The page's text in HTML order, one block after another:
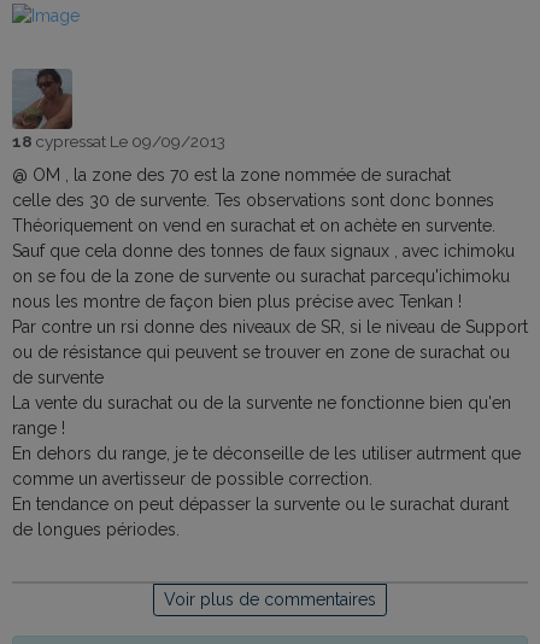
18 cypressat Le 09/09/2013
@ OM , la zone des 70 est la zone nommée de surachat
celle des 30 de survente. Tes observations sont donc bonnes
Théoriquement on vend en surachat et on achète en survente.
Sauf que cela donne des tonnes de faux signaux , avec ichimoku
on se fou de la zone de survente ou surachat parcequ'ichimoku
nous les montre de façon bien plus précise avec Tenkan !
Par contre un rsi donne des niveaux de SR, si le niveau de Support
ou de résistance qui peuvent se trouver en zone de surachat ou
de survente
La vente du surachat ou de la survente ne fonctionne bien qu'en
range !
En dehors du range, je te déconseille de les utiliser autrment que
comme un avertisseur de possible correction.
En tendance on peut dépasser la survente ou le surachat durant
de longues périodes.
Voir plus de commentaires